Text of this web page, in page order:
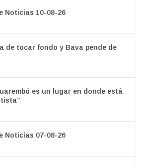
Noticias 10-08-26
de tocar fondo y Bava pende de
es un lugar en donde está
Noticias 07-08-26